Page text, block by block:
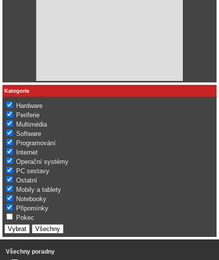
Kategorie
Hardware
Periferie
Multimédia
Software
Programování
Internet
Operační systémy
PC sestavy
Ostatní
Mobily a tablety
Notebooky
Připomínky
Pokec
Všechny poradny